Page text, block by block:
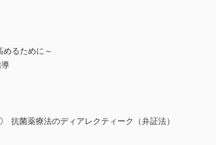
るために～
菌薬療法のディアレクティーク（弁証法）